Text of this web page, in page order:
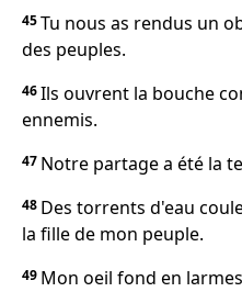
45Tu nous as rendus un
des peuples.
46Ils ouvrent la bouche
ennemis.
47 Notre partage a été la
48 Des torrents d'eau
la fille de mon peuple.
49 Mon oeil fond en